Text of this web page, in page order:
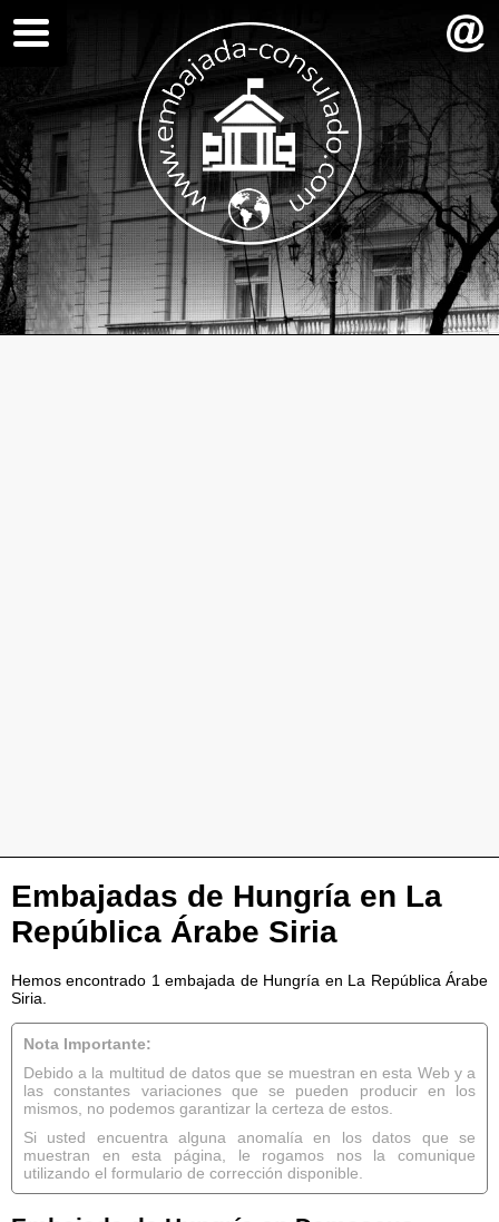
Embajadas de Hungría en La
República Árabe Siria
Hemos encontrado 1 embajada de Hungría en La República Árabe
Siria.
Nota Importante:
Debido a la multitud de datos que se muestran en esta Web y a
las constantes variaciones que se pueden producir en los
mismos, no podemos garantizar la certeza de estos.
Si usted encuentra alguna anomalía en los datos que se
muestran en esta página, le rogamos nos la comunique
utilizando el formulario de corrección disponible.